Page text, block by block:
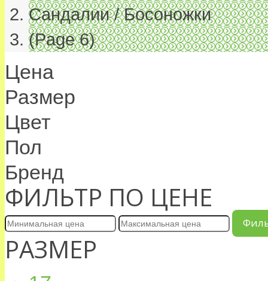
Сандалии / Босоножки
(Page 6)
Цена
Размер
Цвет
Пол
Бренд
ФИЛЬТР ПО ЦЕНЕ
РАЗМЕР